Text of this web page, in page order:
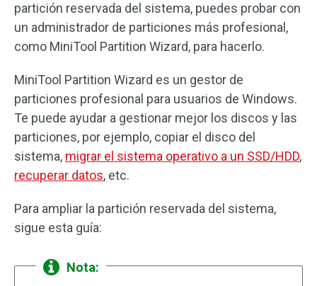
partición reservada del sistema, puedes probar con
un administrador de particiones más profesional,
como MiniTool Partition Wizard, para hacerlo.
MiniTool Partition Wizard es un gestor de
particiones profesional para usuarios de Windows.
Te puede ayudar a gestionar mejor los discos y las
particiones, por ejemplo, copiar el disco del
sistema, migrar el sistema operativo a un SSD/HDD,
recuperar datos, etc.
Para ampliar la partición reservada del sistema,
sigue esta guía:
Nota: